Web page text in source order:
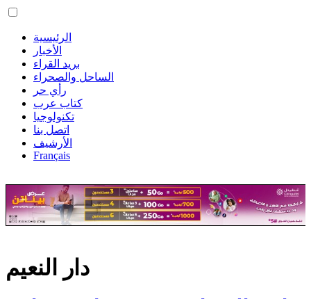
الرئيسية
الأخبار
بريد القراء
الساحل والصحراء
رأي حر
كتاب عرب
تكنولوجيا
اتصل بنا
الأرشيف
Français
دار النعيم